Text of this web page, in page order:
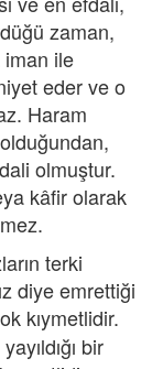
zaman,
ile
eder ve o
Haram
olmuştur.
kâfir olarak
terki
diye emrettiği
kıymetlidir.
bir